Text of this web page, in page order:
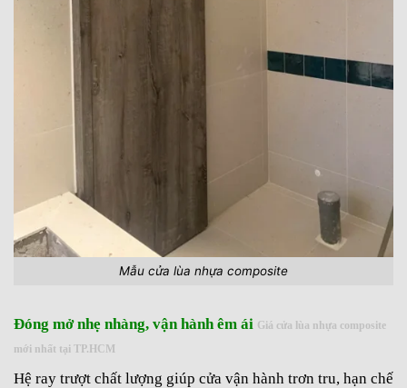
Mẫu cửa lùa nhựa composite
Đóng mở nhẹ nhàng, vận hành êm ái Giá cửa lùa nhựa composite
mới nhất tại TP.HCM
Hệ ray trượt chất lượng giúp cửa vận hành trơn tru, hạn chế